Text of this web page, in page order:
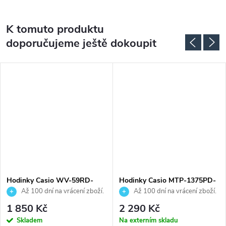
K tomuto produktu
doporučujeme ještě dokoupit
Hodinky Casio WV-59RD-
1AEFAž 100 dní na vrácení zboží.
Autorizovaný prodejce.
1 850 Kč
Skladem
Hodinky Casio MTP-1375PD-
2A2VEFAž 100 dní na vrácení zboží.
Autorizovaný prodejce.
2 290 Kč
Na externím skladu